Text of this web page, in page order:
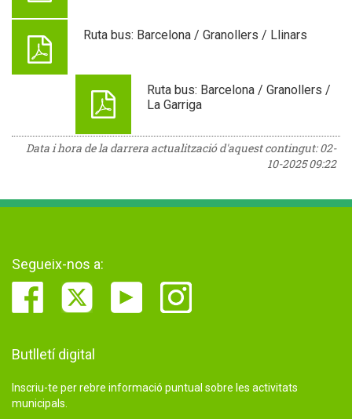
Ruta bus: Barcelona / Granollers / Llinars
Ruta bus: Barcelona / Granollers /
La Garriga
Data i hora de la darrera actualització d'aquest contingut:02-
10-2025 09:22
Segueix-nos a:
Butlletí digital
Inscriu-te per rebre informació puntual sobre les activitats
municipals.